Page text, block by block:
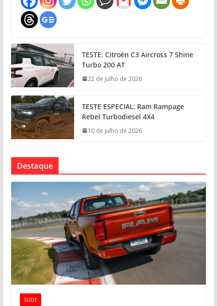
TESTE: Citroën C3 Aircross 7 Shine
Turbo 200 AT
22 de julho de 2026
TESTE ESPECIAL: Ram Rampage
Rebel Turbodiesel 4X4
10 de julho de 2026
Destaque
SLIDE